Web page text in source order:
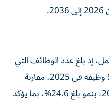
إذ بلغ عدد الوظائف التي
دعمها السفر والسياحة 947,073 وظيفة في 2025، مقارنة
بنحو 760.4 ألف وظيفة في 2019، بنمو بلغ 24.6%، بما يؤكد